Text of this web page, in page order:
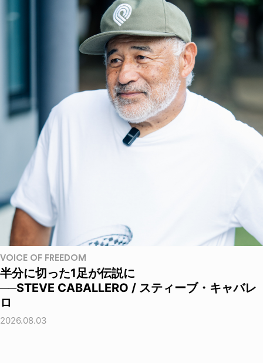
VOICE OF FREEDOM
半分に切った1足が伝説に
──STEVE CABALLERO / スティーブ・キャバレ
ロ
2026.08.03